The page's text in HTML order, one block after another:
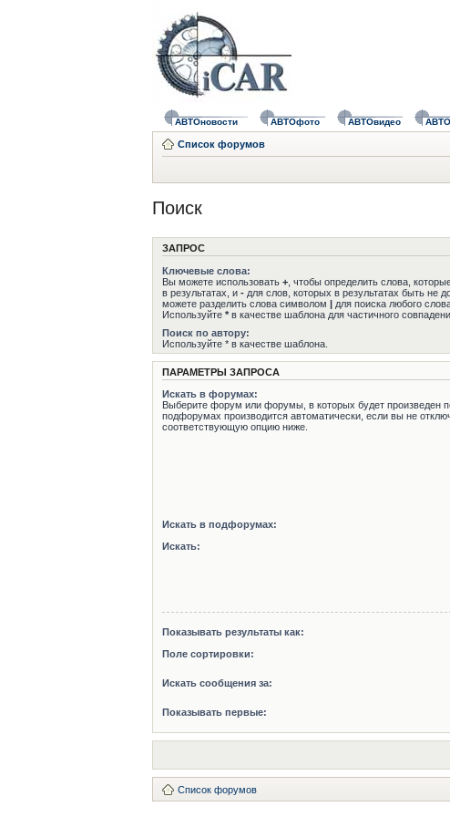
АВТОновости АВТОфото АВТОвидео
Список форумов
Поиск
ЗАПРОС
Ключевые слова:
Вы можете использовать + , чтобы определить слова,
в результатах, и - для слов, которых в результатах быть не
можете разделить слова символом | для поиска любого
Используйте * в качестве шаблона для частичного
Поиск по автору:
Используйте * в качестве шаблона.
ПАРАМЕТРЫ ЗАПРОСА
Искать в форумах:
Выберите форум или форумы, в которых будет произведен
подфорумах производится автоматически, если вы не
соответствующую опцию ниже.
Искать в подфорумах:
Искать:
Показывать результаты как:
Поле сортировки:
Искать сообщения за:
Показывать первые:
Список форумов